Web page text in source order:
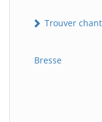
Trouver
Bresse